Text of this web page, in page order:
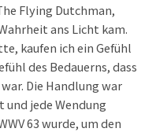
Flying Dutchman,
ans Licht kam.
kaufen ich ein Gefühl
des Bedauerns, dass
Die Handlung war
jede Wendung
63 wurde, um den